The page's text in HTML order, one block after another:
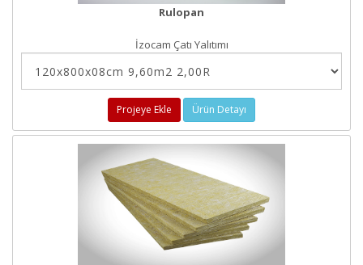
Rulopan
İzocam Çatı Yalıtımı
Projeye Ekle Ürün Detayı